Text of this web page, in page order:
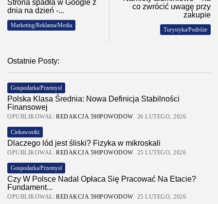
Strona spadła w Google z
dnia na dzień -...
Marketing/Reklama/Media
co zwrócić uwagę przy
zakupie
Turystyka/Podróże
Ostatnie Posty:
Gospodarka/Przemysł
Polska Klasa Średnia: Nowa Definicja Stabilności
Finansowej
OPUBLIKOWAŁ: REDAKCJA 590POWODOW 26 LUTEGO, 2026
Ciekawostki
Dlaczego lód jest śliski? Fizyka w mikroskali
OPUBLIKOWAŁ: REDAKCJA 590POWODOW 25 LUTEGO, 2026
Gospodarka/Przemysł
Czy W Polsce Nadal Opłaca Się Pracować Na Etacie?
Fundament...
OPUBLIKOWAŁ: REDAKCJA 590POWODOW 25 LUTEGO, 2026